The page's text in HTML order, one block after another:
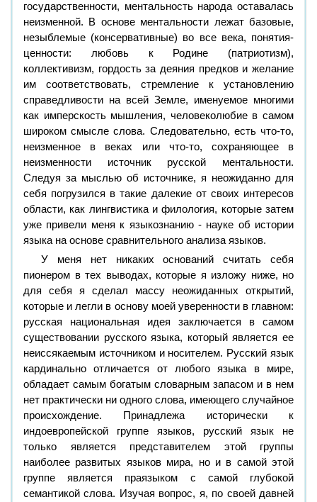
государственности, ментальность народа оставалась
неизменной. В основе ментальности лежат базовые,
незыблемые (консервативные) во все века, понятия-
ценности: любовь к Родине (патриотизм),
коллективизм, гордость за деяния предков и желание
им соответствовать, стремление к установлению
справедливости на всей Земле, именуемое многими
как имперскость мышления, человеколюбие в самом
широком смысле слова. Следовательно, есть что-то,
неизменное в веках или что-то, сохраняющее в
неизменности источник русской ментальности.
Следуя за мыслью об источнике, я неожиданно для
себя погрузился в такие далекие от своих интересов
области, как лингвистика и филология, которые затем
уже привели меня к языкознанию - науке об истории
языка на основе сравнительного анализа языков.
У меня нет никаких оснований считать себя
пионером в тех выводах, которые я изложу ниже, но
для себя я сделал массу неожиданных открытий,
которые и легли в основу моей уверенности в главном:
русская национальная идея заключается в самом
существовании русского языка, который является ее
неиссякаемым источником и носителем. Русский язык
кардинально отличается от любого языка в мире,
обладает самым богатым словарным запасом и в нем
нет практически ни одного слова, имеющего случайное
происхождение. Принадлежа исторически к
индоевропейской группе языков, русский язык не
только является представителем этой группы
наиболее развитых языков мира, но и в самой этой
группе является праязыком с самой глубокой
семантикой слова. Изучая вопрос, я, по своей давней